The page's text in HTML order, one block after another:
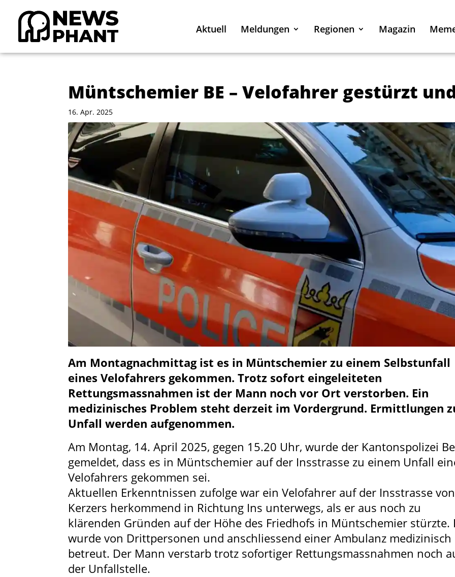
Aktuell Meldungen Regionen Magazin
Müntschemier BE – Velofahrer gestürzt
16. Apr. 2025
Am Montagnachmittag ist es in Müntschemier zu einem Selbstunfall
eines Velofahrers gekommen. Trotz sofort eingeleiteten
Rettungsmassnahmen ist der Mann noch vor Ort verstorben. Ein
medizinisches Problem steht derzeit im Vordergrund. Ermittlungen
Unfall werden aufgenommen.
Am Montag, 14. April 2025, gegen 15.20 Uhr, wurde der Kantonspolizei
gemeldet, dass es in Müntschemier auf der Insstrasse zu einem Unfall
Velofahrers gekommen sei.
Aktuellen Erkenntnissen zufolge war ein Velofahrer auf der Insstrasse von
Kerzers herkommend in Richtung Ins unterwegs, als er aus noch zu
klärenden Gründen auf der Höhe des Friedhofs in Müntschemier stürzte.
wurde von Drittpersonen und anschliessend einer Ambulanz medizinisch
betreut. Der Mann verstarb trotz sofortiger Rettungsmassnahmen noch
der Unfallstelle.